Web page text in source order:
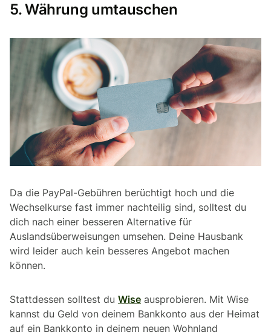
5. Währung umtauschen
Da die PayPal-Gebühren berüchtigt hoch und die
Wechselkurse fast immer nachteilig sind, solltest du
dich nach einer besseren Alternative für
Auslandsüberweisungen umsehen. Deine Hausbank
wird leider auch kein besseres Angebot machen
können.
Stattdessen solltest du Wise ausprobieren. Mit Wise
kannst du Geld von deinem Bankkonto aus der Heimat
auf ein Bankkonto in deinem neuen Wohnland